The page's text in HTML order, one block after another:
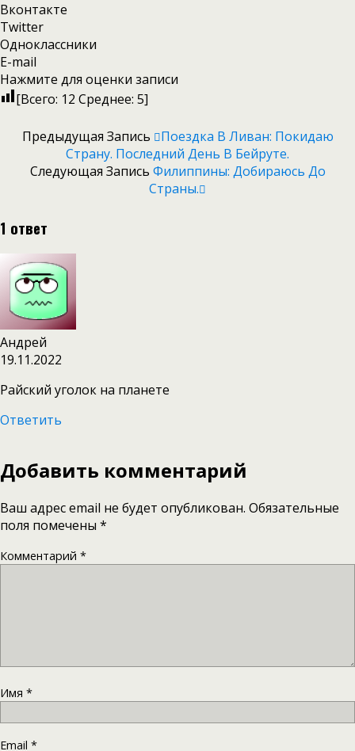
Вконтакте
Twitter
Одноклассники
E-mail
Нажмите для оценки записи
[Всего: 12 Среднее: 5]
Предыдущая Запись
Поездка В Ливан: Покидаю
Страну. Последний День В Бейруте.
Следующая Запись Филиппины: Добираюсь До
Страны.
1 ответ
Андрей
19.11.2022
Райский уголок на планете
Ответить
Добавить комментарий
Ваш адрес email не будет опубликован. Обязательные
поля помечены *
Комментарий *
Имя *
Email *